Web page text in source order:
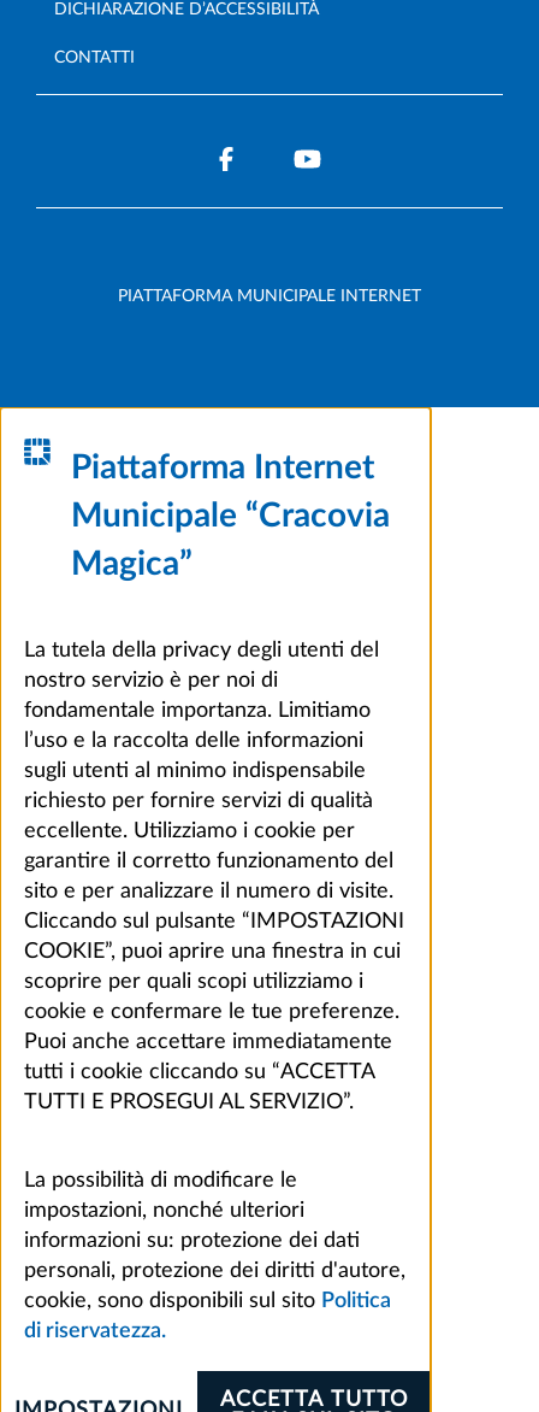
DICHIARAZIONE D’ACCESSIBILITÀ
CONTATTI
PIATTAFORMA MUNICIPALE INTERNET
Piattaforma Internet
Municipale “Cracovia
Magica”
La tutela della privacy degli utenti del
nostro servizio è per noi di
fondamentale importanza. Limitiamo
l’uso e la raccolta delle informazioni
sugli utenti al minimo indispensabile
richiesto per fornire servizi di qualità
eccellente. Utilizziamo i cookie per
garantire il corretto funzionamento del
sito e per analizzare il numero di visite.
Cliccando sul pulsante “IMPOSTAZIONI
COOKIE”, puoi aprire una finestra in cui
scoprire per quali scopi utilizziamo i
cookie e confermare le tue preferenze.
Puoi anche accettare immediatamente
tutti i cookie cliccando su “ACCETTA
TUTTI E PROSEGUI AL SERVIZIO”.
La possibilità di modificare le
impostazioni, nonché ulteriori
informazioni su: protezione dei dati
personali, protezione dei diritti d'autore,
cookie, sono disponibili sul sito Politica
di riservatezza.
ACCETTA TUTTO